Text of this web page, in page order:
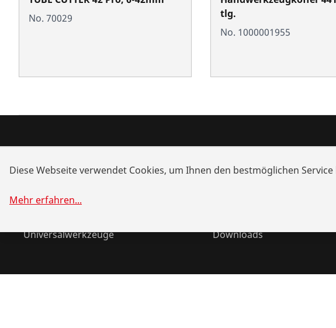
No. 70029
tlg.
No. 1000001955
Wartung
Universalwerkzeuge
Händlersuche
Downloads
Diese Webseite verwendet Cookies, um Ihnen den bestmöglichen
Mehr erfahren...